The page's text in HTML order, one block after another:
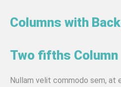
Columns with
Two fifths Column
Nullam velit commodo sem, at